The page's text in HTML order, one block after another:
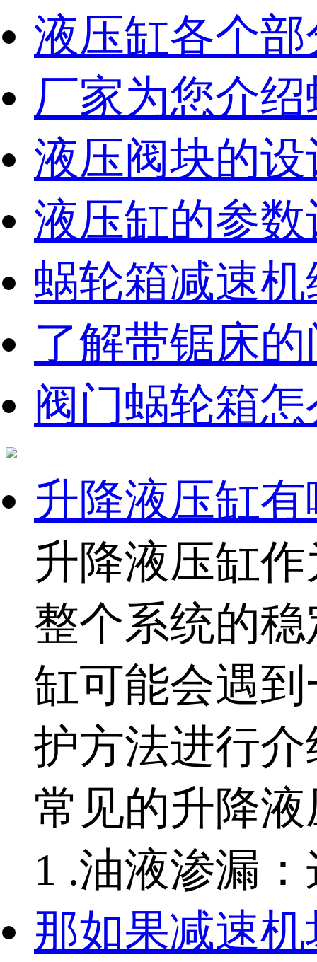
液压缸各个
厂家为您介
液压阀块的
液压缸的参
蜗轮箱减速
了解带锯床
阀门蜗轮箱
升降液压缸
升降液压缸
整个系统的
缸可能会遇
护方法进行
常见的升降
1 .油液渗漏
那如果减速